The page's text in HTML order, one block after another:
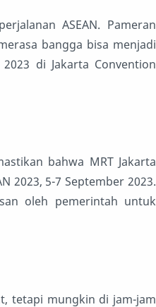
ASEAN. Pameran
bangga bisa menjadi
di Jakarta Convention
bahwa MRT Jakarta
2023, 5-7 September 2023.
oleh pemerintah untuk
tetapi mungkin di jam-jam